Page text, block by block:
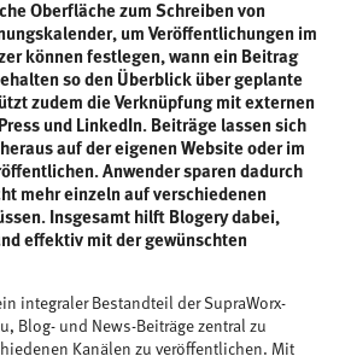
Oberfläche zum Schreiben von
um Veröffentlichungen im
können festlegen, wann ein Beitrag
so den Überblick über geplante
zudem die Verknüpfung mit externen
und LinkedIn. Beiträge lassen sich
auf der eigenen Website oder im
Anwender sparen dadurch
mehr einzeln auf verschiedenen
Insgesamt hilft Blogery dabei,
effektiv mit der gewünschten
integraler Bestandteil der SupraWorx-
Blog- und News-Beiträge zentral zu
Kanälen zu veröffentlichen. Mit